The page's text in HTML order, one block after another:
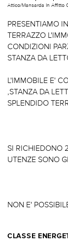
Attico/Mansarda In Affitto
PRESENTIAMO
TERRAZZO
CONDIZIONI
STANZA DA
L'IMMOBILE E'
,STANZA DA
SPLENDIDO
SI RICHIEDONO
UTENZE SONO
NON E'
CLASSE